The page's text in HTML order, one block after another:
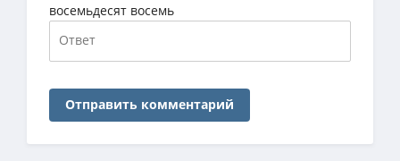
восемьдесят восемь
Отправить комментарий